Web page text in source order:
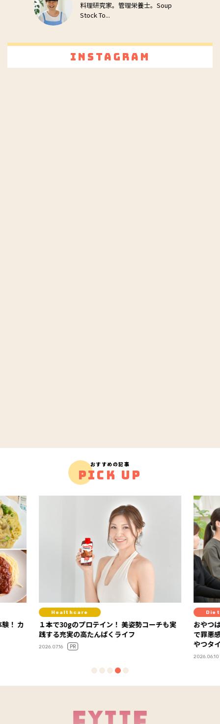
料理研究家。管理栄養士。Soup
Stock To...
Instagram
おすすめの記事
PICK UP
！ カ
Healthcare
１本で30gのプロテイン！ 美姿勢コーチも実
践する充実の高たんぱくライフ
2026.07.16 PR
Diet
おやつ
で罪悪
やつタ
2026.06.10